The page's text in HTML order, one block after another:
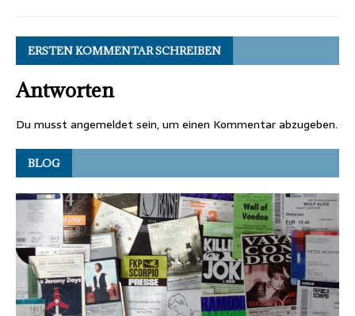
ERSTEN KOMMENTAR SCHREIBEN
Antworten
Du musst angemeldet sein, um einen Kommentar abzugeben.
BLOG